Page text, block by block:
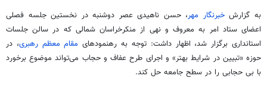
به گزارشخبرنگار مهر، حسن ناهیدی عصر دوشنبه در نخستین جلسه فصلی
اعضای ستاد امر به معروف و نهی از منکرخراسانشمالی که در سالن جلسات
استانداری برگزار شد، اظهار داشت: توجه به رهنمودهای مقام معظم رهبری، در
حوزه «تبیین در شرایط بهتر» و اجرای طرح عفاف و حجاب می‌تواند موضوع برخورد
با بی حجابی را در سطح جامعه حل کند.